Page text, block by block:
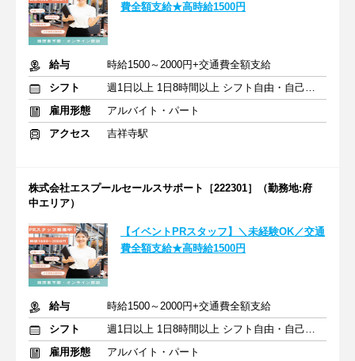
費全額支給★高時給1500円
給与
時給1500～2000円+交通費全額支給
シフト
週1日以上 1日8時間以上 シフト自由・自己申告
雇用形態
アルバイト・パート
アクセス
吉祥寺駅
株式会社エスプールセールスサポート［222301］（勤務地:府
中エリア）
【イベントPRスタッフ】＼未経験OK／交通
費全額支給★高時給1500円
給与
時給1500～2000円+交通費全額支給
シフト
週1日以上 1日8時間以上 シフト自由・自己申告
雇用形態
アルバイト・パート